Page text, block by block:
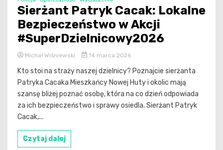
Sierżant Patryk Cacak: Lokalne
Bezpieczeństwo w Akcji
#SuperDzielnicowy2026
Michał Wiśniewski 14 marca 2026
Kto stoi na straży naszej dzielnicy? Poznajcie sierżanta
Patryka Cacaka Mieszkańcy Nowej Huty i okolic mają
szansę bliżej poznać osobę, która na co dzień odpowiada
za ich bezpieczeństwo i sprawy osiedla. Sierżant Patryk
Cacak,...
Czytaj dalej